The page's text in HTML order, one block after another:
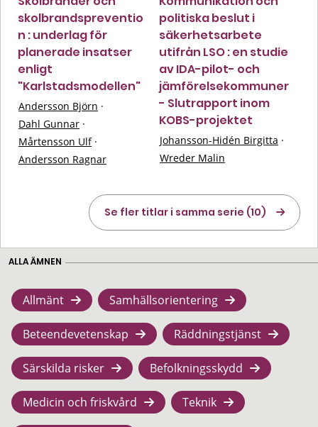
skolbrandspreventio
n : underlag för
planerade insatser
enligt
"Karlstadsmodellen"
Andersson Björn ·
Dahl Gunnar ·
Mårtensson Ulf ·
Andersson Ragnar
politiska beslut i
säkerhetsarbete
utifrån LSO : en studie
av IDA-pilot- och
jämförelsekommuner
- Slutrapport inom
KOBS-projektet
Johansson-Hidén Birgitta ·
Wreder Malin
Se fler titlar i samma serie (10)
ALLA ÄMNEN
Allmänt Samhällsorientering
Beteendevetenskap Räddningstjänst
Särskilda risker Befolkningsskydd
Medicin och friskvård Teknik